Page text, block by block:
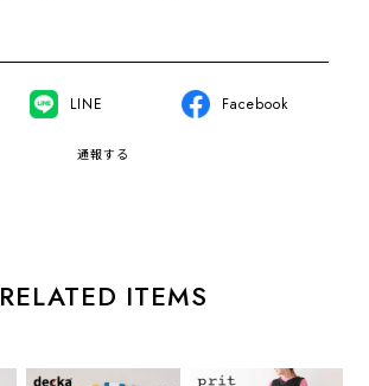
LINE Facebook
通報する
RELATED ITEMS